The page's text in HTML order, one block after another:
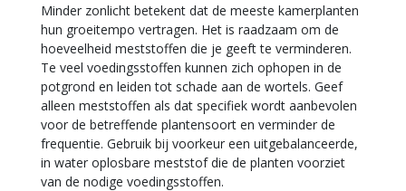
Minder zonlicht betekent dat de meeste kamerplanten
hun groeitempo vertragen. Het is raadzaam om de
hoeveelheid meststoffen die je geeft te verminderen.
Te veel voedingsstoffen kunnen zich ophopen in de
potgrond en leiden tot schade aan de wortels. Geef
alleen meststoffen als dat specifiek wordt aanbevolen
voor de betreffende plantensoort en verminder de
frequentie. Gebruik bij voorkeur een uitgebalanceerde,
in water oplosbare meststof die de planten voorziet
van de nodige voedingsstoffen.